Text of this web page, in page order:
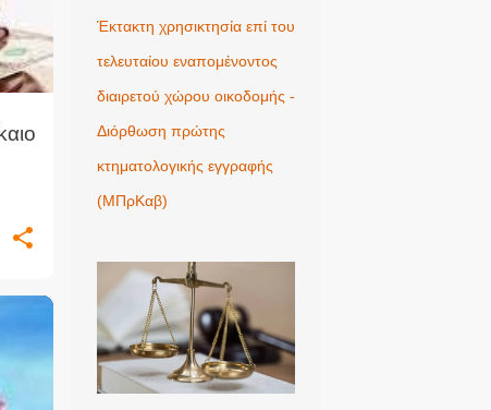
Έκτακτη χρησικτησία επί του
τελευταίου εναπομένοντος
διαιρετού χώρου οικοδομής -
Διόρθωση πρώτης
κτηματολογικής εγγραφής
(ΜΠρΚαβ)